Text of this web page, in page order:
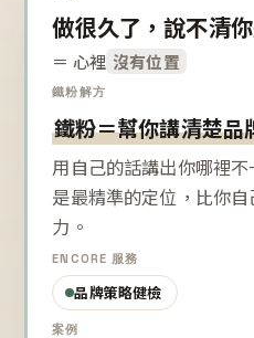
做很久了，說不清
＝ 心裡 沒有位置
鐵粉解方
鐵粉＝幫你講清楚品
用自己的話講出你哪裡
是最精準的定位，比你
力。
ENCORE 服務
品牌策略健檢
案例